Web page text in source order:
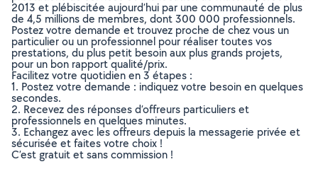
2013 et plébiscitée aujourd’hui par une communauté de plus
de 4,5 millions de membres, dont 300 000 professionnels.
Postez votre demande et trouvez proche de chez vous un
particulier ou un professionnel pour réaliser toutes vos
prestations, du plus petit besoin aux plus grands projets,
pour un bon rapport qualité/prix.
Facilitez votre quotidien en 3 étapes :
1. Postez votre demande : indiquez votre besoin en quelques
secondes.
2. Recevez des réponses d’offreurs particuliers et
professionnels en quelques minutes.
3. Echangez avec les offreurs depuis la messagerie privée et
sécurisée et faites votre choix !
C’est gratuit et sans commission !